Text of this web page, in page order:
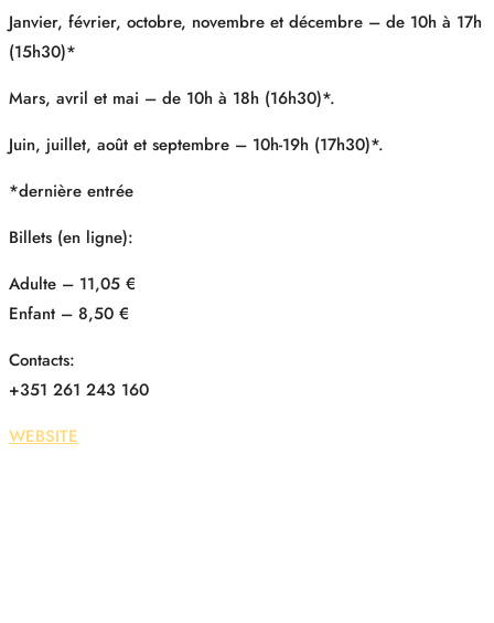
Janvier, février, octobre, novembre et décembre – de 10h à 17h
(15h30)*
Mars, avril et mai – de 10h à 18h (16h30)*.
Juin, juillet, août et septembre – 10h-19h (17h30)*.
*dernière entrée
Billets (en ligne):
Adulte – 11,05 €
Enfant – 8,50 €
Contacts:
+351 261 243 160
WEBSITE